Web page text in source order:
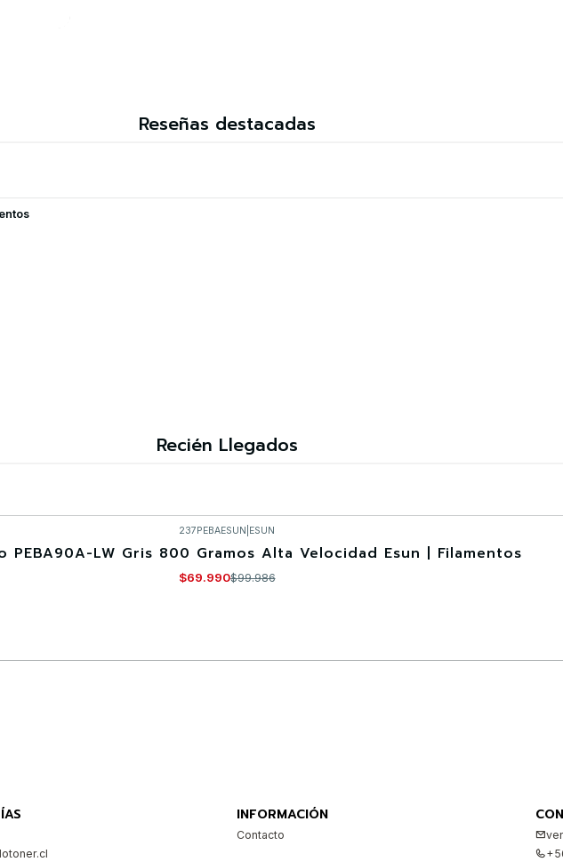
Reseñas destacadas
Recién Llegados
237PEBAESUN ESUN
PEBA90A-LW Gris 800 Gramos Alta Velocidad Esun | Filamentos
$69.990$99.986
INFORMACIÓN
Contacto